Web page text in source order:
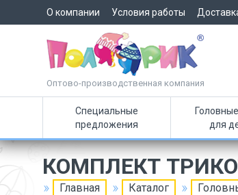
О компании Условия работы
Оптово-производственная компания
Специальные
предложения
для
КОМПЛЕКТ
Главная Каталог